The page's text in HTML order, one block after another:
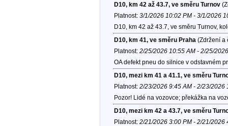
D10, km 42 až 43.7, ve směru Turnov
Platnost: 3/1/2026 10:02 PM - 3/1/2026
D10, km 42 až 43.7, ve směru Turnov,
D10, km 41, ve směru Praha (Zdržení a
Platnost: 2/25/2026 10:55 AM - 2/25/
OA defekt pneu do silnice v odstavném
D10, mezi km 41 a 41.1, ve směru
Platnost: 2/23/2026 9:45 AM - 2/23/2026
Pozor! Lidé na vozovce; překážka na
D10, mezi km 42 a 43.7, ve směru
Platnost: 2/21/2026 3:00 PM - 2/21/2026